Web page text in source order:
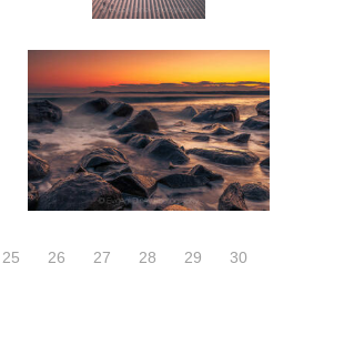
25 26 27 28 29
30